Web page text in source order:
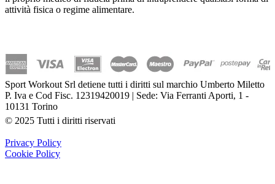
attività fisica o regime alimentare.
Sport Workout Srl detiene tutti i diritti sul marchio Umberto Miletto
P. Iva e Cod Fisc. 12319420019 | Sede: Via Ferranti Aporti, 1 -
10131 Torino
© 2025 Tutti i diritti riservati
Privacy Policy
Cookie Policy